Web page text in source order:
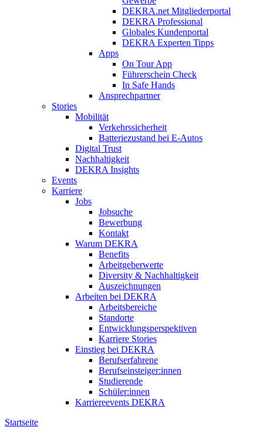
DEKRA.net Mitgliederportal
DEKRA Professional
Globales Kundenportal
DEKRA Experten Tipps
Apps
On Tour App
Führerschein Check
In Safe Hands
Ansprechpartner
Stories
Mobilität
Verkehrssicherheit
Batteriezustand bei E-Autos
Digital Trust
Nachhaltigkeit
DEKRA Insights
Events
Karriere
Jobs
Jobsuche
Bewerbung
Kontakt
Warum DEKRA
Benefits
Arbeitgeberwerte
Diversity & Nachhaltigkeit
Auszeichnungen
Arbeiten bei DEKRA
Arbeitsbereiche
Standorte
Entwicklungsperspektiven
Karriere Stories
Einstieg bei DEKRA
Berufserfahrene
Berufseinsteiger:innen
Studierende
Schüler:innen
Karriereevents DEKRA
Startseite